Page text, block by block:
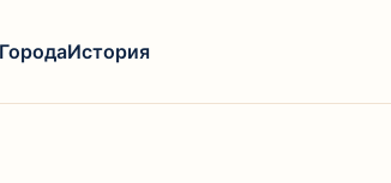
ГородаИстория